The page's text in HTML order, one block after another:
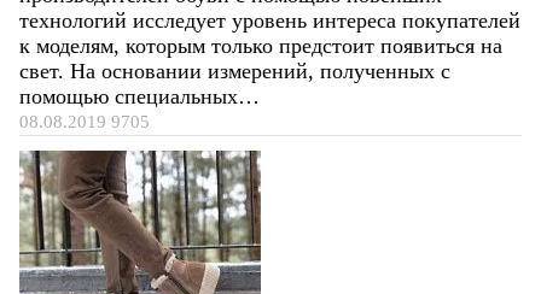
технологий исследует уровень интереса покупателей
к моделям, которым только предстоит появиться на
свет. На основании измерений, полученных с
помощью специальных…
08.08.2019 9705